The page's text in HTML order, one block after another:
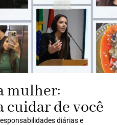
mulher:
cuidar de você
diárias e